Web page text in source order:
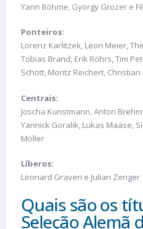
Yann Böhme, György Grozer e
Ponteiros:
Lorenz Karlitzek, Leon Meier,
Tobias Brand, Erik Röhrs, Tim
Schott, Moritz Reichert,
Centrais:
Joscha Kunstmann, Anton
Yannick Goralik, Lukas Maase,
Möller
Líberos:
Leonard Graven e Julian Zenger
Quais são os
Seleção Alemã